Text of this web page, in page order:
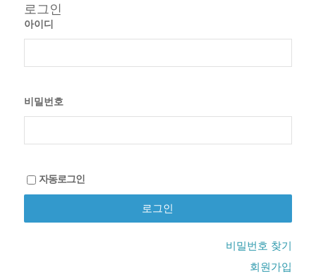
로그인
아이디
비밀번호
자동로그인
비밀번호 찾기
회원가입